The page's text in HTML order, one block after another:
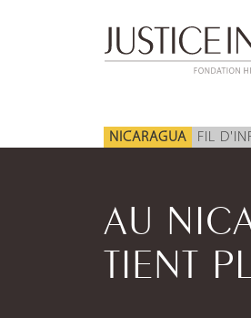
NICARAGUA FIL
AU
TIENT